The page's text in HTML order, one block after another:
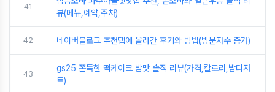
41
뷰(메뉴,예약,주차)
42 네이버블로그 추천탭에 올라간 후기와 방법(방문자수 증가)
43
gs25 쫀득한 떡케이크 밤맛 솔직 리뷰(가격,칼로리,밤디저
트)